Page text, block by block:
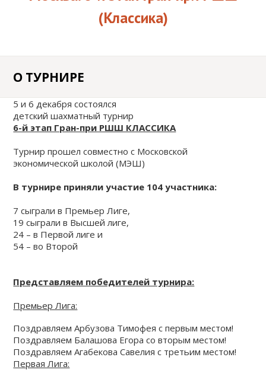
ШАХМАТАМ
СБОРЫ
ОНЛАЙН КУРСЫ
ИНДИВИДУАЛЬНОЕ
ОБУЧЕНИЕ ШАХМАТАМ
ТУРНИРЫ И ОБУЧЕНИЕ
КЛУБ
КЛУБНЫЕ КАРТЫ
КЛАССИКА / EXTREME
ТУРНИРЫ ДЛЯ
ДОШКОЛЬНИКОВ
ОТЧЁТЫ
АНОНСЫ ТУРНИРОВ
ПОЛЕЗНАЯ
ИНФОРМАЦИЯ
КЛУБЫ
ЗАДАЧИ
(Классика)
О ТУРНИРЕ
5 и 6 декабря состоялся
детский шахматный турнир
6-й этап Гран-при РШШ КЛАССИКА
Турнир прошел совместно с Московской
экономической школой (МЭШ)
В турнире приняли участие 104 участника:
7 сыграли в Премьер Лиге,
19 сыграли в Высшей лиге,
24 – в Первой лиге и
54 – во Второй
Представляем победителей турнира:
Премьер Лига:
Поздравляем Арбузова Тимофея с первым местом!
Поздравляем Балашова Егора со вторым местом!
Поздравляем Агабекова Савелия с третьим местом!
Первая Лига: